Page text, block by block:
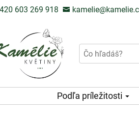
603 269 918
Podľa príležitosti